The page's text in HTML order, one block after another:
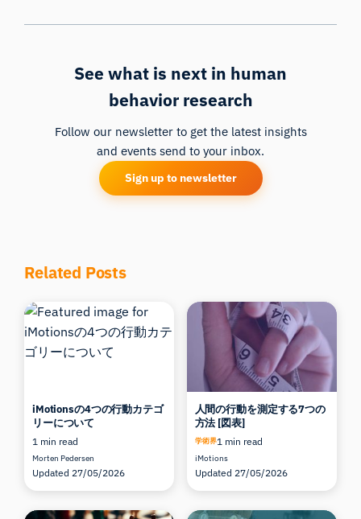
See what is next in human
behavior research
Follow our newsletter to get the latest insights
and events send to your inbox.
Sign up to newsletter
Related Posts
iMotionsの4つの行動カテゴ
リーについて
1 min read
Morten Pedersen
Updated 27/05/2026
人間の行動を測定する7つの
方法 [図表]
学術界1 min read
iMotions
Updated 27/05/2026